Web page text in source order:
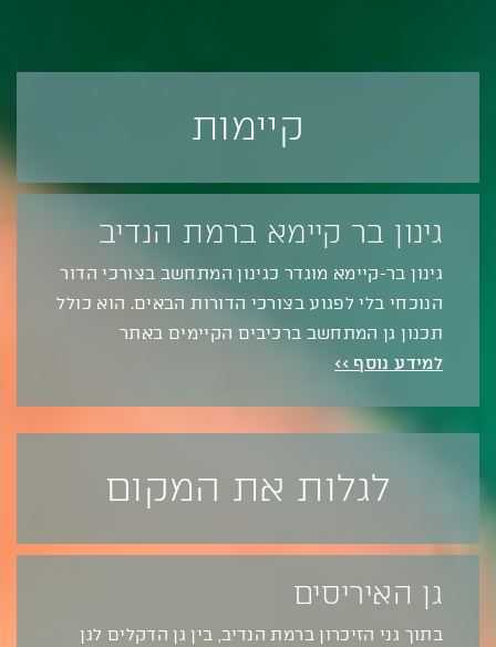
קיימות
גינון בר קיימא ברמת הנדיב
גינון בר-קיימא מוגדר כגינון המתחשב בצורכי הדור
הנוכחי בלי לפגוע בצורכי הדורות הבאים. הוא כולל
תכנון גן המתחשב ברכיבים הקיימים באתר
למידע נוסף >>
לגלות את המקום
גן האיריסים
בתוך גני הזיכרון ברמת הנדיב, בין גן הדקלים לגן